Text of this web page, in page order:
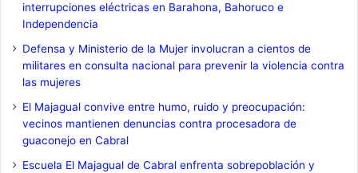
interrupciones eléctricas en Barahona, Bahoruco e
Independencia
Defensa y Ministerio de la Mujer involucran a cientos de
militares en consulta nacional para prevenir la violencia contra
las mujeres
El Majagual convive entre humo, ruido y preocupación:
vecinos mantienen denuncias contra procesadora de
guaconejo en Cabral
Escuela El Majagual de Cabral enfrenta sobrepoblación y